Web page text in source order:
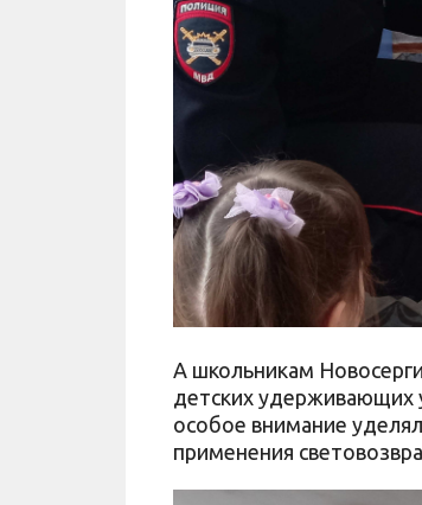
А школьникам
детских удерживающих
особое внимание
применения